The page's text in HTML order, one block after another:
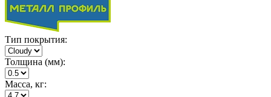
Тип покрытия:
Толщина (мм):
Масса, кг: